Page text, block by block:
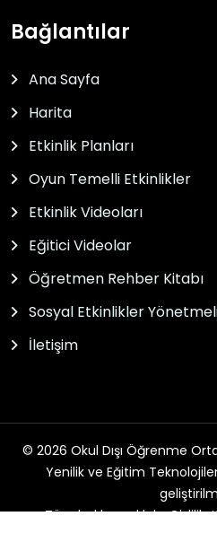
Bağlantılar
Ana Sayfa
Harita
Etkinlik Planları
Oyun Temelli Etkinlikler
Etkinlik Videoları
Eğitici Videolar
Öğretmen Rehber Kitabı
Sosyal Etkinlikler
İletişim
© 2026 Okul Dışı Öğrenme
Yenilik ve Eğitim
Tüm hakları saklıdır.